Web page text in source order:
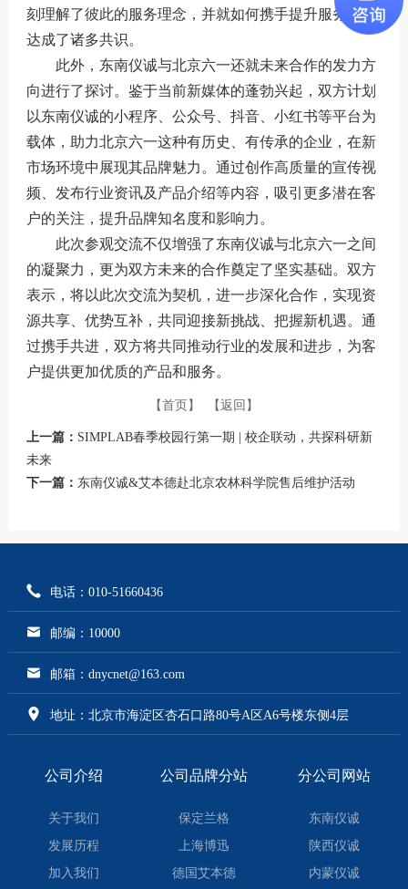
刻理解了彼此的服务理念，并就如何携手提升服务质量
达成了诸多共识。
此外，东南仪诚与北京六一还就未来合作的发力方
向进行了探讨。鉴于当前新媒体的蓬勃兴起，双方计划
以东南仪诚的小程序、公众号、抖音、小红书等平台为
载体，助力北京六一这种有历史、有传承的企业，在新
市场环境中展现其品牌魅力。通过创作高质量的宣传视
频、发布行业资讯及产品介绍等内容，吸引更多潜在客
户的关注，提升品牌知名度和影响力。
此次参观交流不仅增强了东南仪诚与北京六一之间
的凝聚力，更为双方未来的合作奠定了坚实基础。双方
表示，将以此次交流为契机，进一步深化合作，实现资
源共享、优势互补，共同迎接新挑战、把握新机遇。通
过携手共进，双方将共同推动行业的发展和进步，为客
户提供更加优质的产品和服务。
【首页】 【返回】
上一篇： SIMPLAB春季校园行第一期 | 校企联动，共探科研新
未来
下一篇： 东南仪诚&艾本德赴北京农林科学院售后维护活动
电话：010-51660436
邮编：10000
邮箱：dnycnet@163.com
地址：北京市海淀区杏石口路80号A区A6号楼东侧4层
公司介绍
关于我们
发展历程
加入我们
公司品牌分站
保定兰格
上海博迅
德国艾本德
分公司网站
东南仪诚
陕西仪诚
内蒙仪诚